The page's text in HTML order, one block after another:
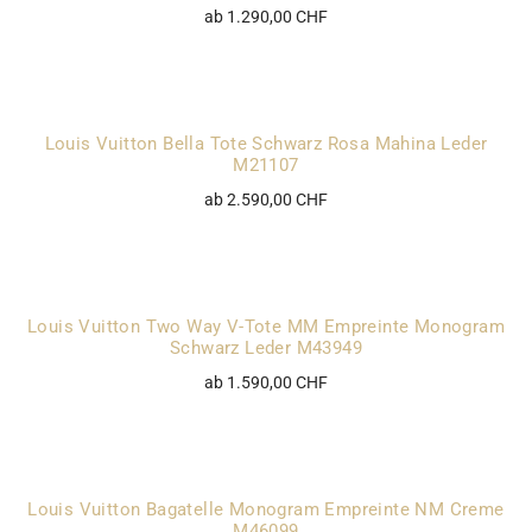
ab 1.290,00 CHF
Louis Vuitton Bella Tote Schwarz Rosa Mahina Leder
M21107
ab 2.590,00 CHF
Louis Vuitton Two Way V-Tote MM Empreinte Monogram
Schwarz Leder M43949
ab 1.590,00 CHF
Louis Vuitton Bagatelle Monogram Empreinte NM Creme